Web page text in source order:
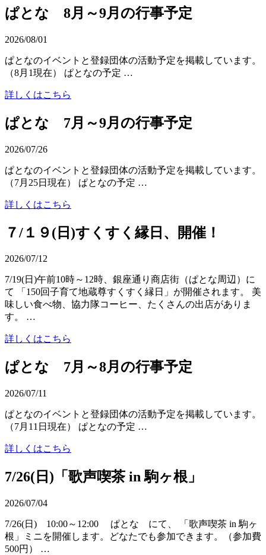
ぱとな 8月～9月の行事予定
2026/08/01
ぱとなのイベントと登録団体の活動予定を掲載しています。
（8月1現在） ぱとなの予定 …
詳しくはこちら
ぱとな 7月～9月の行事予定
2026/07/26
ぱとなのイベントと登録団体の活動予定を掲載しています。
（7月25日現在） ぱとなの予定 …
詳しくはこちら
７/１９(日)すくすく縁日、開催！
2026/07/12
7/19(日)午前10時～12時、銀座通り商店街（ぱとな周辺）に
て 「150回子育て地蔵尊すくすく縁日」が開催されます。 美
味しい食べ物、協力隊コーヒー、たくさんの出店がありま
す。 …
詳しくはこちら
ぱとな 7月～8月の行事予定
2026/07/11
ぱとなのイベントと登録団体の活動予定を掲載しています。
（7月11日現在） ぱとなの予定 …
詳しくはこちら
7/26(日)「歌声喫茶 in 駒ヶ根」
2026/07/04
7/26(日) 10:00～12:00 ぱとな にて、 「歌声喫茶 in 駒ヶ
根」ミニを開催します。どなたでも参加できます。（参加費
500円） …